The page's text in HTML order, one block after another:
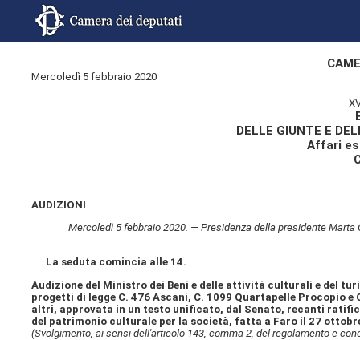
Mercoledì 5 febbraio 2020
DELLE GIUNTE E
Affari
AUDIZIONI
Mercoledì 5 febbraio 2020. — Presidenza della presidente
La seduta comincia alle 14.
Audizione del Ministro dei Beni e delle attività culturali e del
progetti di legge C. 476 Ascani, C. 1099 Quartapelle Procopio
altri, approvata in un testo unificato, dal Senato, recanti
del patrimonio culturale per la società, fatta a Faro il 27
(Svolgimento, ai sensi dell'articolo 143, comma 2, del regolamento e